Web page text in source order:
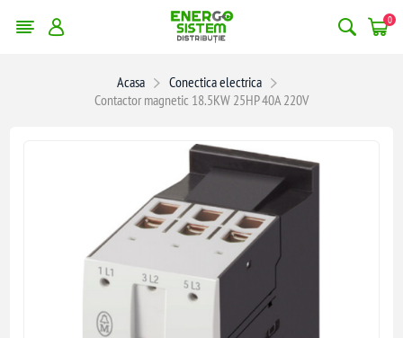
0
Acasa
Conectica electrica
Contactor magnetic 18.5KW 25HP 40A 220V